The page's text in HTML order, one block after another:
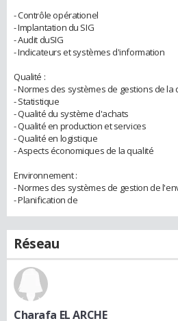
- Contrôle opérationel
- Implantation du SIG
- Audit duSIG
- Indicateurs et systèmes d'information
Qualité :
- Normes des systèmes de gestions de la
- Statistique
- Qualité du système d'achats
- Qualité en production et services
- Qualité en logistique
- Aspects économiques de la qualité
Environnement :
- Normes des systèmes de gestion de
- Planification de
Réseau
Charafa EL ARCHE